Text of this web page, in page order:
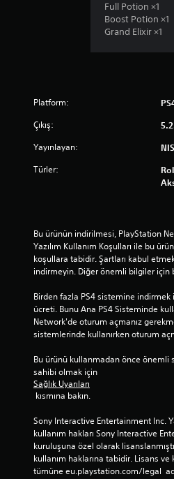
Full Potion ×1
Boost Potion ×1
Grand Elixir ×1
Platform:
Çıkış:
Yayınlayan:
Türler:
Bu ürünün indirilmesi, PlayStation
Yazılım Kullanım Koşulları ile bu
koşullara tabidir. Şartları kabul
indirmeyin. Diğer önemli bilgiler için
Birden fazla PS4 sistemine
ücreti. Bunu Ana PS4 Sisteminde
Network'de oturum açmanız
sistemlerinde kullanırken oturum
Bu ürünü kullanmadan önce önemli
sahibi olmak için
Sağlık Uyarıları
kısmına bakın.
Sony Interactive Entertainment Inc.
kullanım hakları Sony Interactive
kuruluşuna özel olarak
kullanım haklarına tabidir. Lisans ve
tümüne eu.playstation.com/legal